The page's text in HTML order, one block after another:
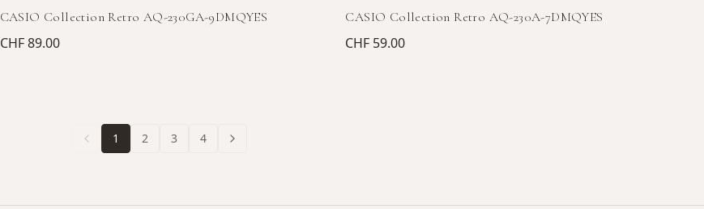
CASIO Collection Retro AQ-230GA-9DMQYES
CHF 89.00
CASIO Collection Retro AQ-230A-7DMQYES
CHF 59.00
1 2 3 4